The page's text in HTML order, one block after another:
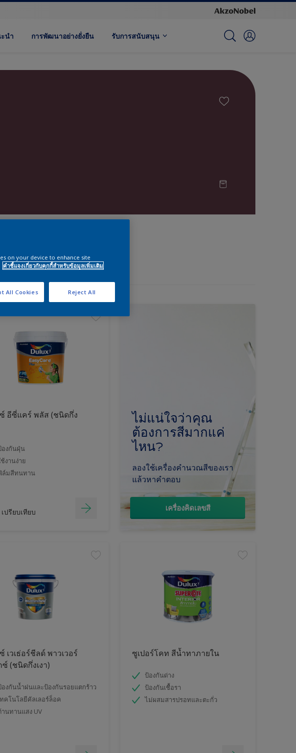
นำ การพัฒนาอย่างยั่งยืน รับการสนับสนุน
อีซี่แคร์ พลัส (ชนิดกึ่ง
องกันฝุ่น
งานง่าย
ล์มสีทนทาน
เปรียบเทียบ
ไม่แน่ใจว่าคุณ
ต้องการสีมากแค่
ไหน?
ลองใช้เครื่องคำนวณสีของเรา
แล้วหาคำตอบ
เครื่องคิดเลขสี
เวเธ่อร์ชีลด์ พาวเวอร์
ซ์ (ชนิดกึ่งเงา)
องกันน้ำฝนและป้องกันรอยแตกร้าว
ทคโนโลยีคัลเลอร์ล็อค
านทานแสง UV
ซูเปอร์โคท สีน้ำทาภายใน
ป้องกันด่าง
ป้องกันเชื้อรา
ไม่ผสมสารปรอทและตะกั่ว
on your device to enhance site
คำชี้แจงเกี่ยวกับคุกกี้สำหรับข้อมูลเพิ่มเติม
Reject All
All Cookies